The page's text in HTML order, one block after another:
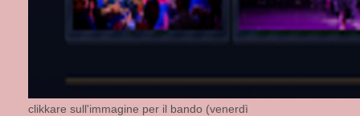
clikkare sull'immagine per il bando (venerdì